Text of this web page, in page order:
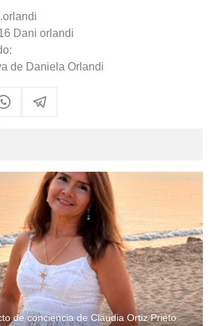
Dani orlandi
de Daniela Orlandi
de conciencia de Claudia Ortiz Prieto